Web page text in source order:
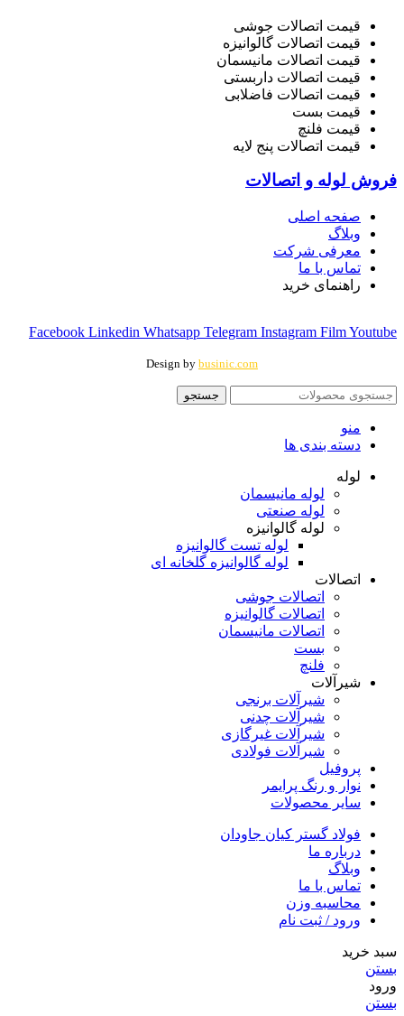
قیمت اتصالات جوشی
قیمت اتصالات گالوانیزه
قیمت اتصالات مانیسمان
قیمت اتصالات داربستی
قیمت اتصالات فاضلابی
قیمت بست
قیمت فلنچ
قیمت اتصالات پنج لایه
فروش لوله و اتصالات
صفحه اصلی
وبلاگ
معرفی شرکت
تماس با ما
راهنمای خرید
Facebook Linkedin Whatsapp Telegram Instagram FilmYoutube
Design by businic.com
جستجو
منو
دسته بندی ها
لوله
لوله مانیسمان
لوله صنعتی
لوله گالوانیزه
لوله تست گالوانیزه
لوله گالوانیزه گلخانه ای
اتصالات
اتصالات جوشی
اتصالات گالوانیزه
اتصالات مانیسمان
بست
فلنچ
شیرآلات
شیرآلات برنجی
شیرآلات چدنی
شیرآلات غیرگازی
شیرآلات فولادی
پروفیل
نوار و رنگ پرایمر
سایر محصولات
فولاد گستر کیان جاودان
درباره ما
وبلاگ
تماس با ما
محاسبه وزن
ورود / ثبت نام
سبد خرید
بستن
ورود
بستن